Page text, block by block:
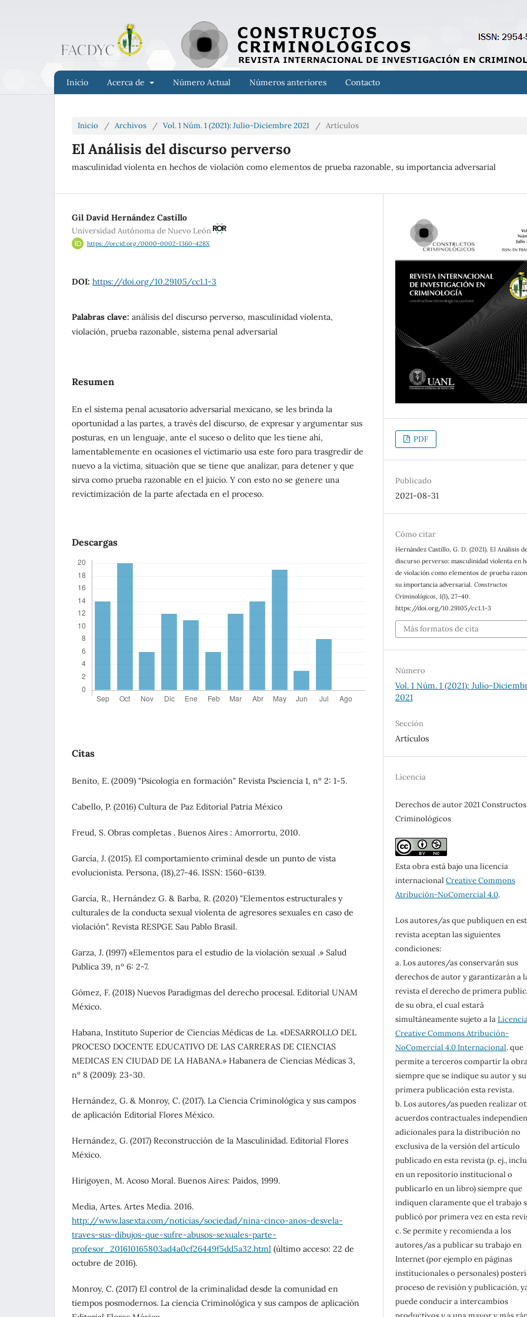
Inicio Acerca de Número Actual Números anteriores Contacto
Inicio / Archivos / Vol. 1 Núm. 1 (2021): Julio-Diciembre 2021 / Artículos
El Análisis del discurso perverso
masculinidad violenta en hechos de violación como elementos de prueba razonable, su importancia adversarial
Gil David Hernández Castillo
Universidad Autónoma de Nuevo León
https://orcid.org/0000-0002-1360-428X
DOI: https://doi.org/10.29105/cc1.1-3
Palabras clave: análisis del discurso perverso, masculinidad violenta,
violación, prueba razonable, sistema penal adversarial
Resumen
En el sistema penal acusatorio adversarial mexicano, se les brinda la
oportunidad a las partes, a través del discurso, de expresar y argumentar sus
posturas, en un lenguaje, ante el suceso o delito que les tiene ahí,
lamentablemente en ocasiones el victimario usa este foro para trasgredir de
nuevo a la víctima, situación que se tiene que analizar, para detener y que
sirva como prueba razonable en el juicio. Y con esto no se genere una
revictimización de la parte afectada en el proceso.
Descargas
Citas
Benito, E. (2009) "Psicologia en formación" Revista Psciencia 1, nº 2: 1-5.
Cabello, P. (2016) Cultura de Paz Editorial Patria México
Freud, S. Obras completas . Buenos Aires : Amorrortu, 2010.
García, J. (2015). El comportamiento criminal desde un punto de vista
evolucionista. Persona, (18),27-46. ISSN: 1560-6139.
García, R., Hernández G. & Barba, R. (2020) "Elementos estructurales y
culturales de la conducta sexual violenta de agresores sexuales en caso de
violación". Revista RESPGE Sau Pablo Brasil.
Garza, J. (1997) «Elementos para el estudio de la violación sexual .» Salud
Publica 39, nº 6: 2-7.
Gómez, F. (2018) Nuevos Paradigmas del derecho procesal. Editorial UNAM
México.
Habana, Instituto Superior de Ciencias Médicas de La. «DESARROLLO DEL
PROCESO DOCENTE EDUCATIVO DE LAS CARRERAS DE CIENCIAS
MEDICAS EN CIUDAD DE LA HABANA.» Habanera de Ciencias Médicas 3,
nº 8 (2009): 23-30.
Hernández, G. & Monroy, C. (2017). La Ciencia Criminológica y sus campos
de aplicación Editorial Flores México.
Hernández, G. (2017) Reconstrucción de la Masculinidad. Editorial Flores
México.
Hirigoyen, M. Acoso Moral. Buenos Aires: Paidos, 1999.
Media, Artes. Artes Media. 2016.
http://www.lasexta.com/noticias/sociedad/nina-cinco-anos-desvela-
traves-sus-dibujos-que-sufre-abusos-sexuales-parte-
profesor_201610165803ad4a0cf26449f5dd5a32.html (último acceso: 22 de
octubre de 2016).
Monroy, C. (2017) El control de la criminalidad desde la comunidad en
tiempos posmodernos. La ciencia Criminológica y sus campos de aplicación
PDF
Publicado
2021-08-31
Cómo citar
Hernández Castillo, G. D. (2021). El Análisis
discurso perverso: masculinidad violenta en
de violación como elementos de prueba
su importancia adversarial.Constructos
Criminológicos,1(1), 27–40.
https://doi.org/10.29105/cc1.1-3
Más formatos de cita
Número
Vol. 1 Núm. 1 (2021): Julio-
2021
Sección
Artículos
Licencia
Derechos de autor 2021 Constructos
Criminológicos
Esta obra está bajo una licencia
internacionalCreative Commons
Atribución-NoComercial 4.0.
Los autores/as que publiquen en
revista aceptan las siguientes
condiciones:
a. Los autores/as conservarán sus
derechos de autor y garantizarán a
revista el derecho de primera
de su obra, el cual estará
simultáneamente sujeto a la
Creative Commons Atribución-
NoComercial 4.0 Internacional. que
permite a terceros compartir la
siempre que se indique su autor y su
primera publicación esta revista.
b. Los autores/as pueden realizar
acuerdos contractuales
adicionales para la distribución no
exclusiva de la versión del artículo
publicado en esta revista (p. ej.,
en un repositorio institucional o
publicarlo en un libro) siempre que
indiquen claramente que el trabajo
publicó por primera vez en esta
c. Se permite y recomienda a los
autores/as a publicar su trabajo en
Internet (por ejemplo en páginas
institucionales o personales)
proceso de revisión y publicación,
puede conducir a intercambios